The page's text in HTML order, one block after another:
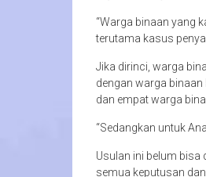
“Warga binaan yang
terutama kasus
Jika dirinci, warga
dengan warga
dan empat warga
“Sedangkan untuk
Usulan ini belum bisa
semua keputusan